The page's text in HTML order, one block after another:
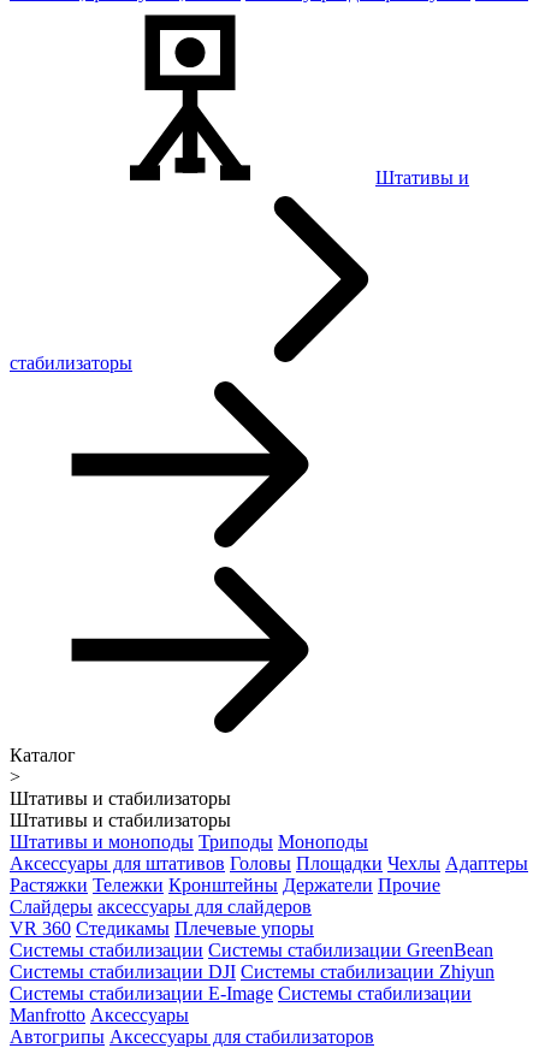
Штативы и
стабилизаторы
Каталог
>
Штативы и стабилизаторы
Штативы и стабилизаторы
Штативы и моноподы Триподы Моноподы
Аксессуары для штативов Головы Площадки Чехлы Адаптеры
Растяжки Тележки Кронштейны Держатели Прочие
Слайдеры аксессуары для слайдеров
VR 360 Стедикамы Плечевые упоры
Системы стабилизации Системы стабилизации GreenBean
Системы стабилизации DJI Системы стабилизации Zhiyun
Системы стабилизации E-Image Системы стабилизации
Manfrotto Аксессуары
Автогрипы Аксессуары для стабилизаторов